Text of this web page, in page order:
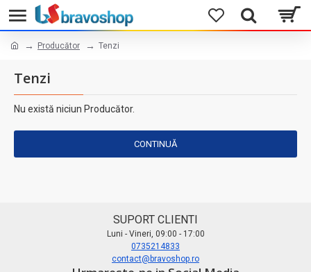
Producător Tenzi
Tenzi
Nu există niciun Producător.
CONTINUĂ
SUPORT CLIENTI
Luni - Vineri, 09:00 - 17:00
0735214833
contact@bravoshop.ro